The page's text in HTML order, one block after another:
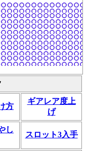
方
ギアレア度上
げ
し
スロット3入手